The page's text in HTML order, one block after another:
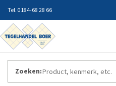
0184-68 28 66
Zoeken:
ZAKELIJK INLOGGEN